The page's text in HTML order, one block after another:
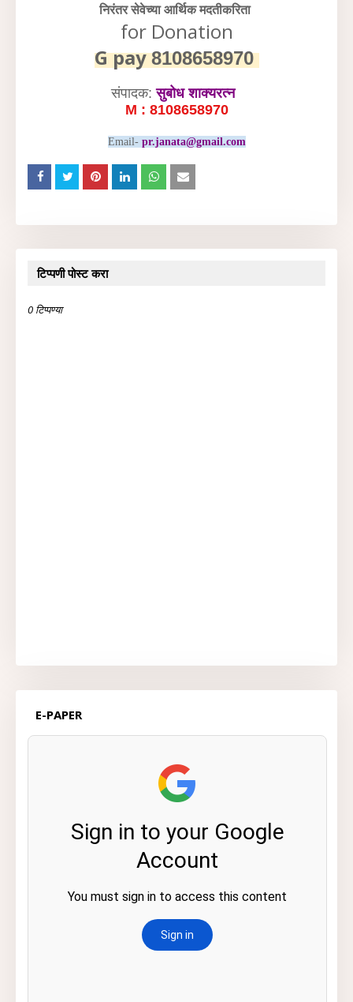
निरंतर सेवेच्या आर्थिक मदतीकरिता
for Donation
G pay8108658970
संपादक:सुबोध शाक्यरत्न
M : 8108658970
Email- pr.janata@gmail.com
टिप्पणी पोस्ट करा
0 टिप्पण्या
E-PAPER